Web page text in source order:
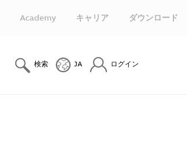
Academy キャリア ダウンロード
検索 JA ログイン